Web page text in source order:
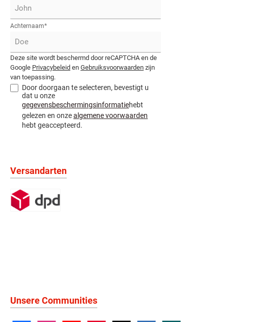
Achternaam*
Deze site wordt beschermd door reCAPTCHA en de
Google Privacybeleid en Gebruiksvoorwaarden zijn
van toepassing.
Door doorgaan te selecteren, bevestigt u
dat u onze
gegevensbeschermingsinformatiehebt
gelezen en onzealgemene voorwaarden
hebt geaccepteerd.
Versandarten
Unsere Communities